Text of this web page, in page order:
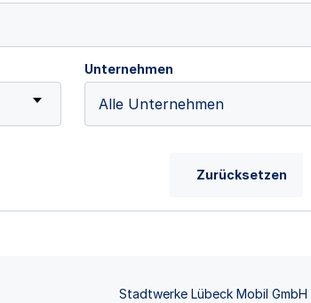
Unternehmen
Alle Unternehmen
Zurücksetzen
Stadtwerke Lübeck Mobil GmbH